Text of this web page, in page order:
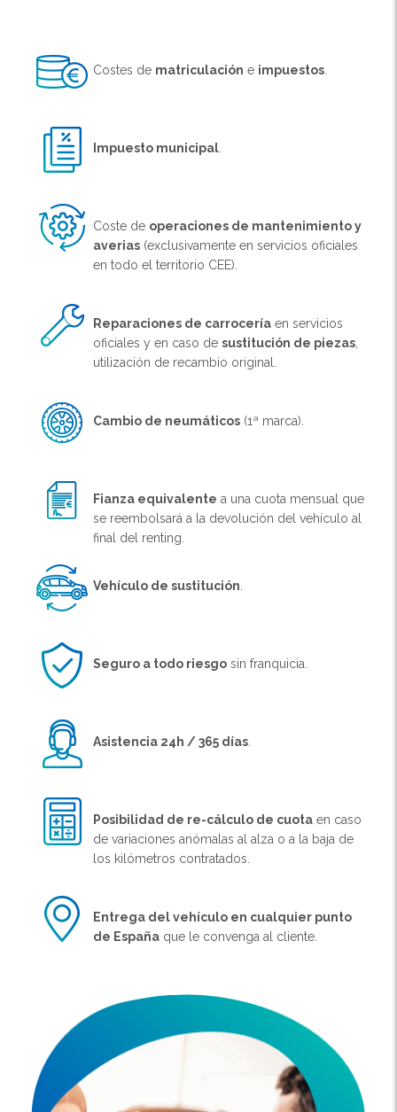
Costes de matriculación e impuestos
Impuesto municipal
Coste de operaciones de mantenimiento y
averias (exclusivamente en servicios oficiales
en todo el territorio CEE).
Reparaciones de carrocería en servicios
oficiales y en caso de sustitución de piezas
utilización de recambio original.
Cambio de neumáticos (1ª marca).
Fianza equivalente a una cuota mensual que
se reembolsará a la devolución del vehículo al
final del renting.
Vehículo de sustitución
Seguro a todo riesgo sin franquicia.
Asistencia 24h / 365 días
Posibilidad de re-cálculo de cuota en caso
de variaciones anómalas al alza o a la baja de
los kilómetros contratados.
Entrega del vehículo en cualquier punto
de España que le convenga al cliente.